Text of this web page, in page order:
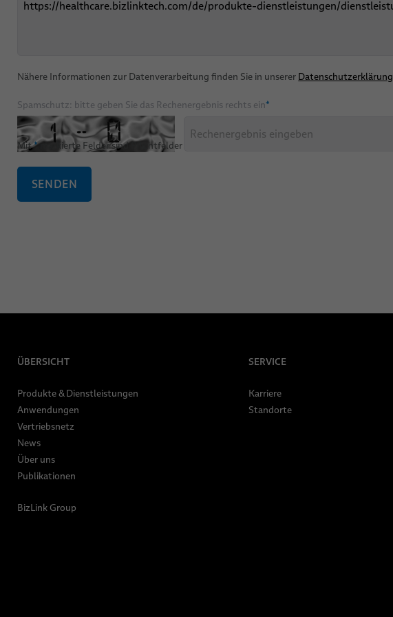
Nähere Informationen zur Datenverarbeitung finden Sie in unserer Datenschutzerklärung
Spamschutz: bitte geben Sie das Rechenergebnis rechts ein*
Mit*markierte Felder sind Pflichtfelder
SENDEN
ÜBERSICHT
Produkte & Dienstleistungen
Anwendungen
Vertriebsnetz
News
Über uns
Publikationen
BizLink Group
SERVICE
Karriere
Standorte